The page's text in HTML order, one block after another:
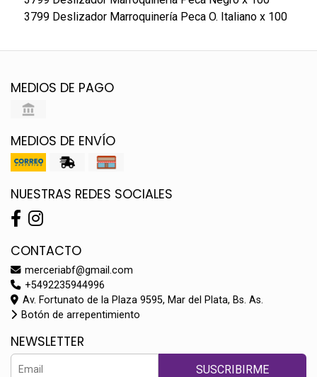
3799 Deslizador Marroquinería Peca O. Italiano x 100
MEDIOS DE PAGO
MEDIOS DE ENVÍO
NUESTRAS REDES SOCIALES
CONTACTO
merceriabf@gmail.com
+5492235944996
Av. Fortunato de la Plaza 9595, Mar del Plata, Bs. As.
Botón de arrepentimiento
NEWSLETTER
SUSCRIBIRME